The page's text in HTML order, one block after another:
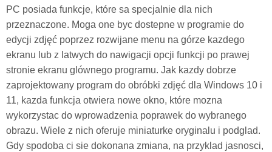
PC posiada funkcje, które sa specjalnie dla nich
przeznaczone. Moga one byc dostepne w programie do
edycji zdjęć poprzez rozwijane menu na górze kazdego
ekranu lub z latwych do nawigacji opcji funkcji po prawej
stronie ekranu glównego programu. Jak kazdy dobrze
zaprojektowany program do obróbki zdjęć dla Windows 10 i
11, kazda funkcja otwiera nowe okno, które mozna
wykorzystac do wprowadzenia poprawek do wybranego
obrazu. Wiele z nich oferuje miniaturke oryginalu i podglad.
Gdy spodoba ci sie dokonana zmiana, na przyklad jasnosci,